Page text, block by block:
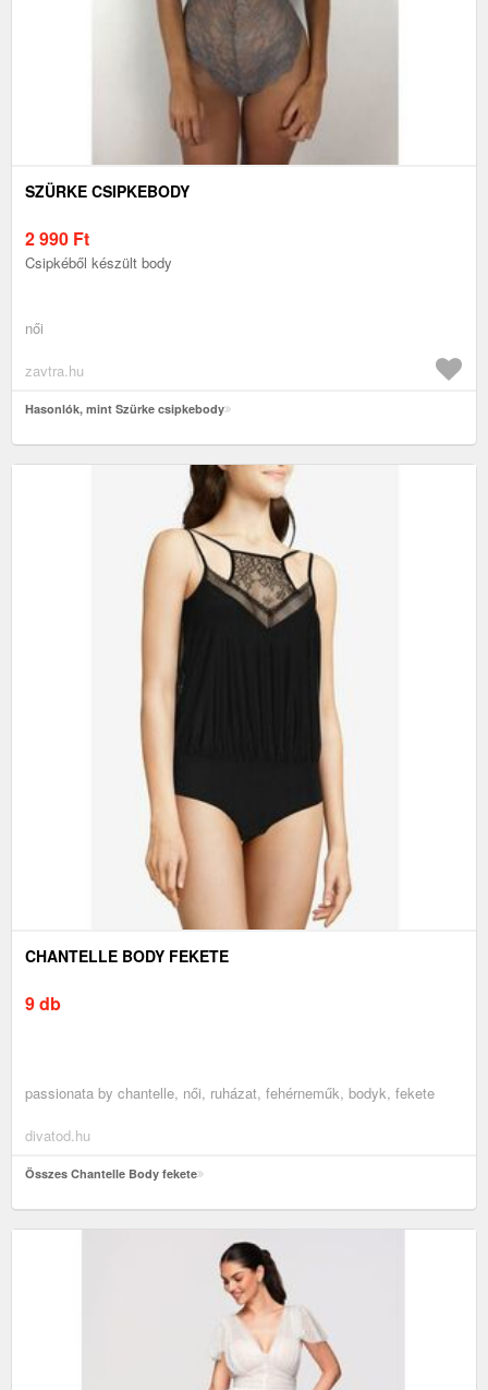
SZÜRKE CSIPKEBODY
2 990 Ft
Csipkéből készült body
női
zavtra.hu
Hasonlók, mint Szürke csipkebody
CHANTELLE BODY FEKETE
9 db
passionata by chantelle, női, ruházat, fehérneműk, bodyk, fekete
divatod.hu
Összes Chantelle Body fekete